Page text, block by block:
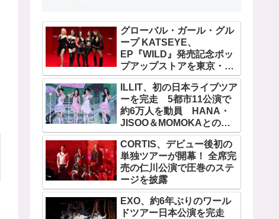
グローバル・ガール・グル
ープ KATSEYE、
EP『WILD』発売記念ポッ
プアップストアを東京・原
宿で開催 限定グッズも登
場ILLIT、初の日本ライブツア
ーを完走 5都市11公演で
約6万人を動員 HANA・
JISOO＆MOMOKAとのス
ペシャルコラボも実現
CORTIS、デビュー後初の
単独ツアーが開幕！ 全席完
売の仁川公演で圧巻のステ
ージを披露
EXO、約6年ぶりのワール
ドツアー日本公演を完走